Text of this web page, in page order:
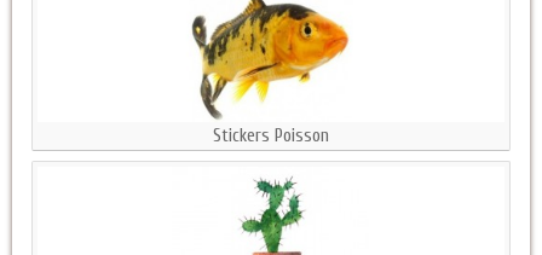
Stickers Poisson